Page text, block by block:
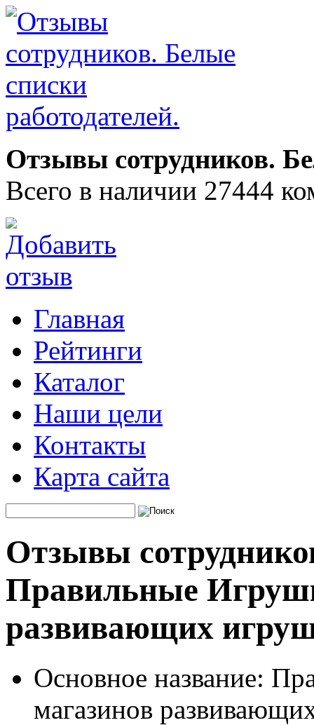
Отзывы сотрудников.
Всего в наличии 27444
Главная
Рейтинги
Каталог
Наши цели
Контакты
Карта сайта
Отзывы
Правильные
развивающих
Основное название:
магазинов